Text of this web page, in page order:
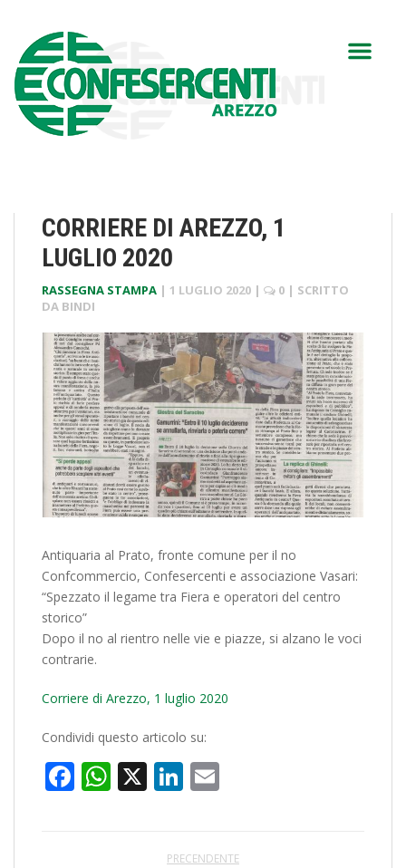
CORRIERE DI AREZZO, 1
LUGLIO 2020
RASSEGNA STAMPA | 1 LUGLIO 2020 | 0 | SCRITTO
DA BINDI
Antiquaria al Prato, fronte comune per il no
Confcommercio, Confesercenti e associazione Vasari:
“Spezzato il legame tra Fiera e operatori del centro
storico”
Dopo il no al rientro nelle vie e piazze, si alzano le voci
contrarie.
Corriere di Arezzo, 1 luglio 2020
Condividi questo articolo su:
Facebook
WhatsApp
X LinkedIn
PRECENDENTE